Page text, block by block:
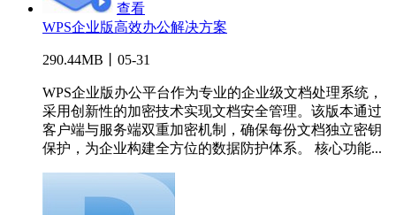
查看
WPS企业版高效办公解决方案
290.44MB丨05-31
WPS企业版办公平台作为专业的企业级文档处理系统，
采用创新性的加密技术实现文档安全管理。该版本通过
客户端与服务端双重加密机制，确保每份文档独立密钥
保护，为企业构建全方位的数据防护体系。 核心功能...